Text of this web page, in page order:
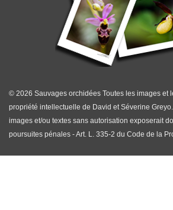
© 2026 Sauvages orchidées Toutes les images et
propriété intellectuelle de David et Séverine
images et/ou textes sans autorisation exposerait
poursuites pénales - Art. L. 335-2 du Code de la